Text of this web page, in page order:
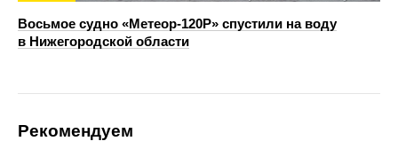
Восьмое судно «Метеор-120Р» спустили на воду
в Нижегородской области
Рекомендуем